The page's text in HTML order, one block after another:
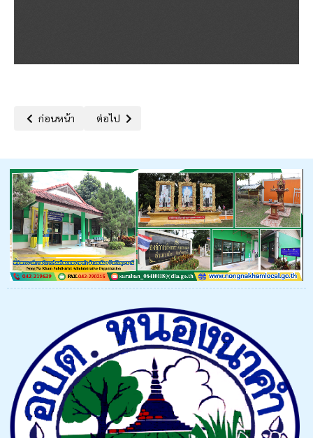
เนื้อหาก่อนหน้า: รายงานโครงการซักซ้อมแผนป้องกันระงับอัคคีภัยใน
ก่อนหน้า เนื้อหาถัดไป: รายงานกิจกรรมถังขยะเปียกลดโลกร้อน (
ต่อไป